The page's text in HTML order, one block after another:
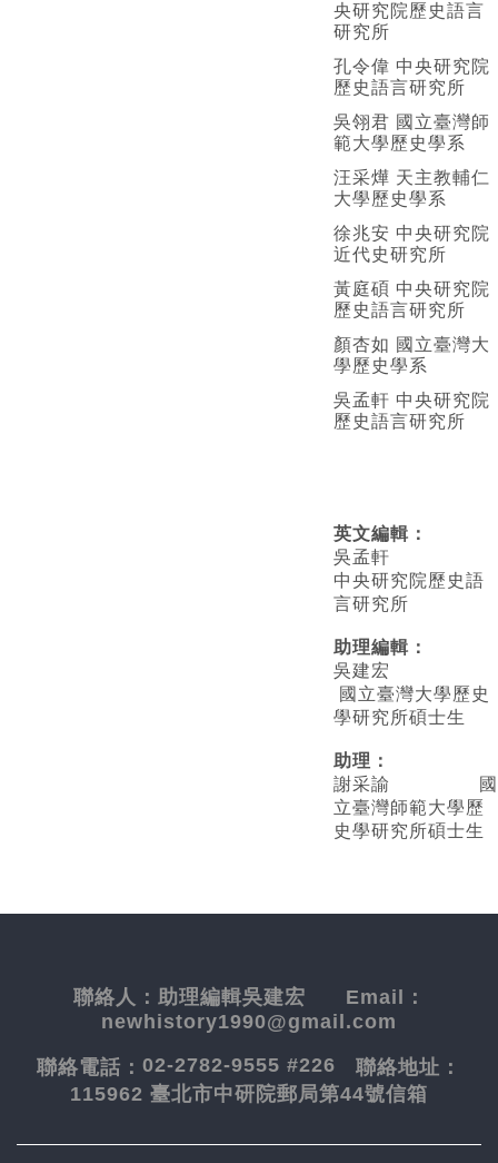
央研究院歷史語言
研究所
孔令偉 中央研究院
歷史語言研究所
吳翎君 國立臺灣師
範大學歷史學系
汪采燁 天主教輔仁
大學歷史學系
徐兆安 中央研究院
近代史研究所
黃庭碩 中央研究院
歷史語言研究所
顏杏如 國立臺灣大
學歷史學系
吳孟軒 中央研究院
歷史語言研究所
英文編輯 ：
吳孟軒
中央研究院歷史語
言研究所
助理編輯：
吳建宏
國立臺灣大學歷史
學研究所碩士生
助理：
謝采諭
國
立臺灣師範大學歷
史學研究所碩士生
聯絡人： 助理編輯吳建宏 Email：
newhistory1990@gmail.com
聯絡電話： 02-2782-9555 #226 聯絡地址：
115962 臺北市中研院郵局第44號信箱